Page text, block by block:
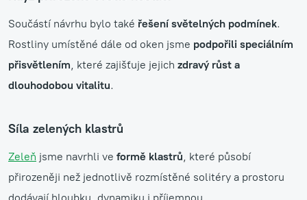
Součástí návrhu bylo také řešení světelných podmínek.
Rostliny umístěné dále od oken jsme podpořili speciálním
přisvětlením, které zajišťuje jejich zdravý růst a
dlouhodobou vitalitu.
Síla zelených klastrů
Zeleň jsme navrhli ve formě klastrů, které působí
přirozeněji než jednotlivě rozmístěné solitéry a prostoru